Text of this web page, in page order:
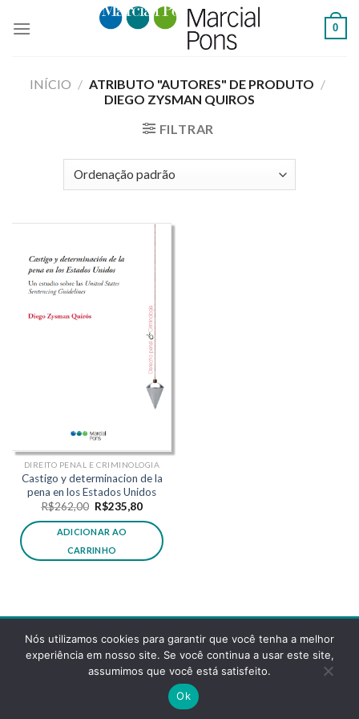
0
INÍCIO / ATRIBUTO "AUTORES" DE PRODUTO /
DIEGO ZYSMAN QUIROS
FILTRAR
DIREITO PENAL E CRIMINOLOGIA
Castigo y determinacion de la
pena en los Estados Unidos
R$262,00 O
original
era:
R$262,00.
R$235,80O
atual
R$235,80.
ADICIONAR AO
CARRINHO
POLÍTICA DE PRIVACIDADE FAQS
Desenvolvido pela reticências
Nós utilizamos cookies para garantir que você tenha a melhor
experiência em nosso site. Se você continua a usar este site,
assumimos que você está satisfeito.
Ok